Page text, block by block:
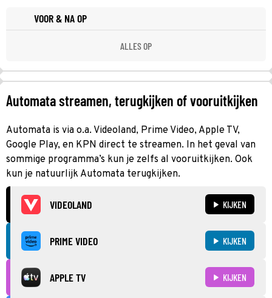
VOOR & NA OP
ALLES OP
Automata streamen, terugkijken of vooruitkijken
Automata is via o.a. Videoland, Prime Video, Apple TV,
Google Play, en KPN direct te streamen. In het geval van
sommige programma’s kun je zelfs al vooruitkijken. Ook
kun je natuurlijk Automata terugkijken.
VIDEOLAND KIJKEN
PRIME VIDEO KIJKEN
APPLE TV KIJKEN